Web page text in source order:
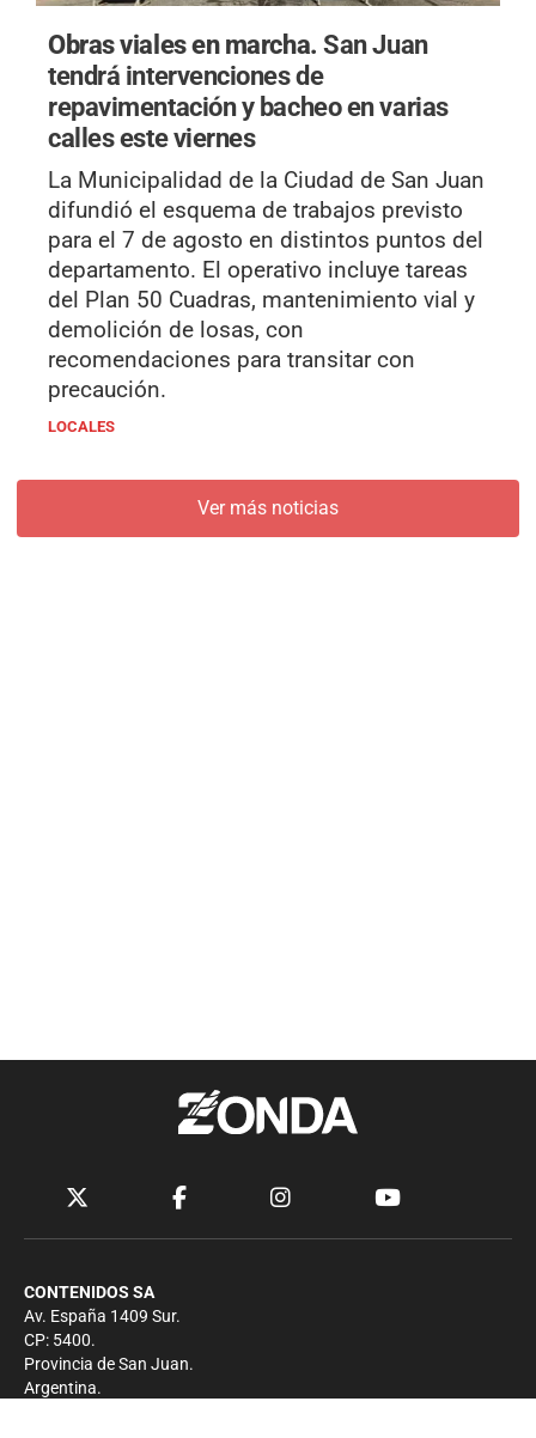
Obras viales en marcha.San Juan
tendrá intervenciones de
repavimentación y bacheo en varias
calles este viernes
La Municipalidad de la Ciudad de San Juan
difundió el esquema de trabajos previsto
para el 7 de agosto en distintos puntos del
departamento. El operativo incluye tareas
del Plan 50 Cuadras, mantenimiento vial y
demolición de losas, con
recomendaciones para transitar con
precaución.
LOCALES
Ver más noticias
CONTENIDOS SA
Av. España 1409 Sur.
CP: 5400.
Provincia de San Juan.
Argentina.